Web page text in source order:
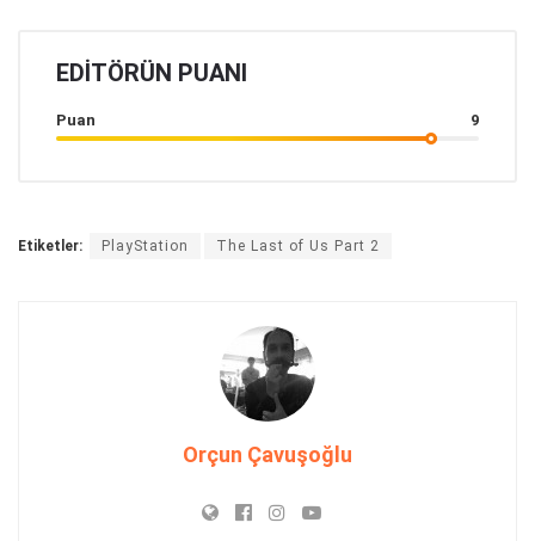
EDITÖRÜN PUANI
Puan 9
Etiketler: PlayStation The Last of Us Part 2
Orçun Çavuşoğlu